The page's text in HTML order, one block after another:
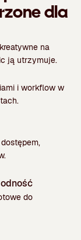
dla
na
ją utrzymuje.
i workflow w
do